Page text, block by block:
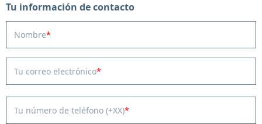
Tu información de contacto
Nombre
Tu correo electrónico
Tu número de teléfono (+XX)